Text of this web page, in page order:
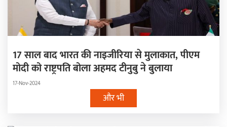
17 साल बाद भारत की नाइजीरिया से मुलाकात, पीएम
मोदी को राष्ट्रपति बोला अहमद टीनुबु ने बुलाया
17-Nov-2024
और भी